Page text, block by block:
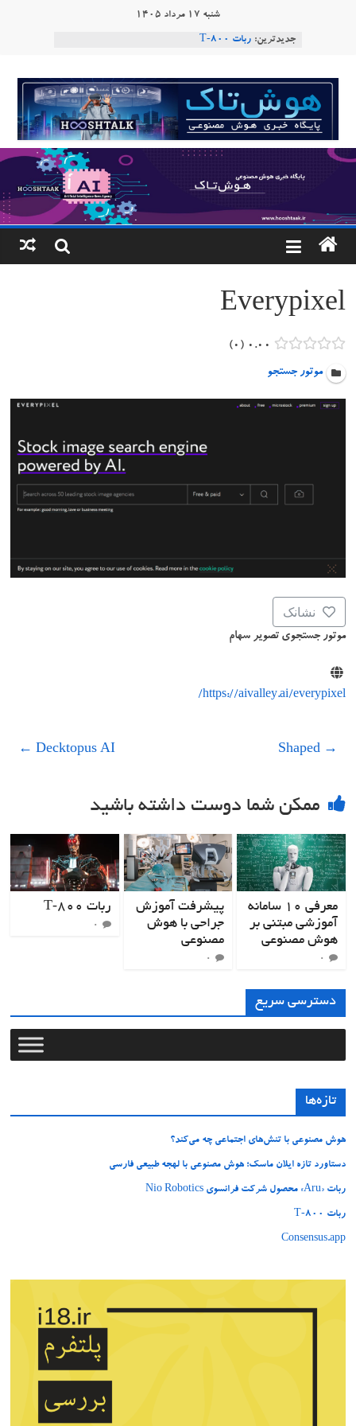
شنبه ۱۷ مرداد ۱۴۰۵
جدیدترین: ربات T‑800
دستاورد تازه ایلان ماسک؛ هوش مصنوعی با لهجه
طبیعی فارسی
ربات «Aru» محصول شرکت فرانسوی Nio
Robotics
هوشتاک
پایگاه
خبری
هوش
مصنوعی
www.hooshtaak.ir
Everypixel
۰.۰۰ ۰
موتور جستجو
نشانک
موتور جستجوی تصویر سهام
https://aivalley.ai/everypixel/
→
Shaped
Decktopus AI
←
ممکن شما دوست داشته باشید
معرفی ۱۰ سامانه
آموزشی مبتنی بر
هوش مصنوعی
۰
پیشرفت آموزش
جراحی با هوش
مصنوعی
۰
ربات T‑800
۰
دسترسی سریع
تازه‌ها
هوش مصنوعی با تنش‌های اجتماعی چه می‌کند؟
دستاورد تازه ایلان ماسک؛ هوش مصنوعی با لهجه طبیعی فارسی
ربات «Aru» محصول شرکت فرانسوی Nio Robotics
ربات T‑800
Consensus.app